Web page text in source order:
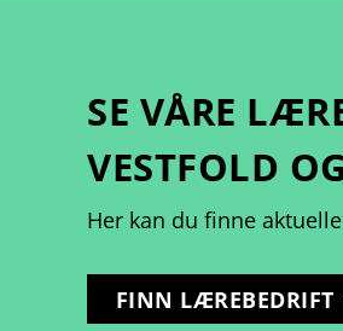
SE VÅRE
VESTFOLD
Her kan du finne
FINN LÆREBEDRIFT